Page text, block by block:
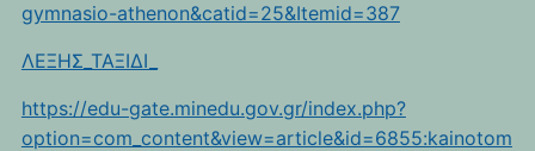
gymnasio-athenon&catid=25&Itemid=387
ΛΕΞΗΣ_ΤΑΞΙΔΙ_
https://edu-gate.minedu.gov.gr/index.php?
option=com_content&view=article&id=6855:kainotom